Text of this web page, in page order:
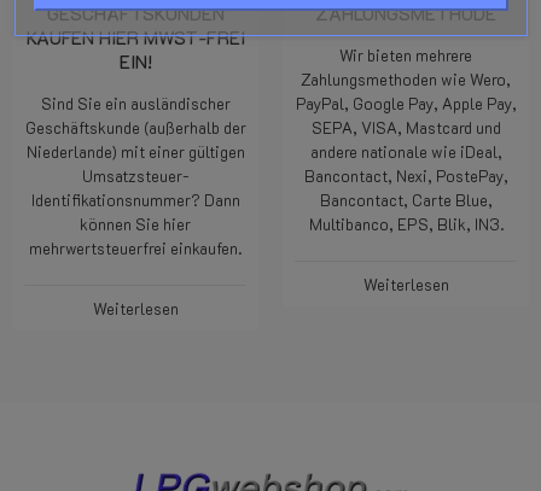
GESCHÄFTSKUNDEN
KAUFEN HIER MWST-FREI
EIN!
Sind Sie ein ausländischer
Geschäftskunde (außerhalb der
Niederlande) mit einer gültigen
Umsatzsteuer-
Identifikationsnummer? Dann
können Sie hier
mehrwertsteuerfrei einkaufen.
Weiterlesen
ZAHLUNGSMETHODE
Wir bieten mehrere
Zahlungsmethoden wie Wero,
PayPal, Google Pay, Apple Pay,
SEPA, VISA, Mastcard und
andere nationale wie iDeal,
Bancontact, Nexi, PostePay,
Bancontact, Carte Blue,
Multibanco, EPS, Blik, IN3.
Weiterlesen